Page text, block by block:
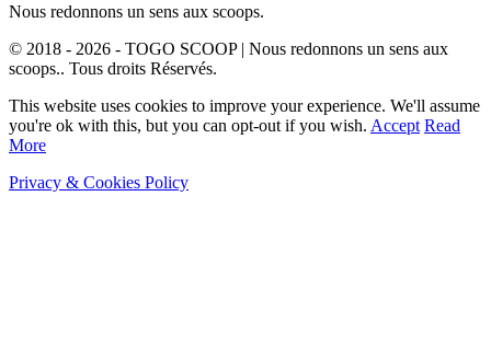
Nous redonnons un sens aux scoops.
© 2018 - 2026 - TOGO SCOOP | Nous redonnons un sens aux
scoops.. Tous droits Réservés.
This website uses cookies to improve your experience. We'll assume
you're ok with this, but you can opt-out if you wish. Accept Read
More
Privacy & Cookies Policy